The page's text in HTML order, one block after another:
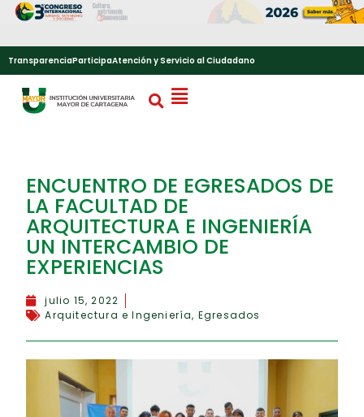
TransparenciaParticipaAtención y Servicio al Ciudadano
ENCUENTRO DE EGRESADOS DE
LA FACULTAD DE
ARQUITECTURA E INGENIERÍA
UN INTERCAMBIO DE
EXPERIENCIAS
julio 15, 2022
Arquitectura e Ingeniería, Egresados